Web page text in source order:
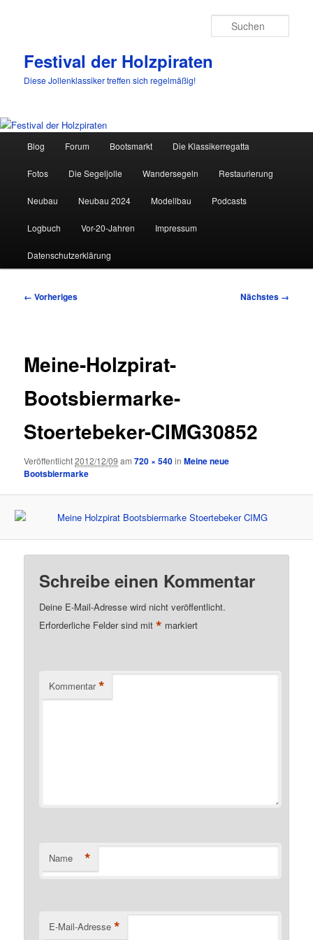
Festival der Holzpiraten
Diese Jollenklassiker treffen sich regelmäßig!
Zum
primären
Inhalt
springen
Blog Forum Bootsmarkt Die Klassikerregatta
Fotos Die Segeljolle Wandersegeln Restaurierung
Neubau Neubau 2024 Modellbau Podcasts
Logbuch Vor-20-Jahren Impressum
Datenschutzerklärung
Bilder-
← Vorheriges Nächstes →
Meine-Holzpirat-
Bootsbiermarke-
Stoertebeker-CIMG30852
Veröffentlicht2012/12/09 am720 × 540inMeine neue
Bootsbiermarke
Schreibe einen Kommentar
Deine E-Mail-Adresse wird nicht veröffentlicht.
Erforderliche Felder sind mit* markiert
Kommentar *
Name *
E-Mail-Adresse *